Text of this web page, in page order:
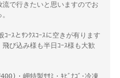
流で行きたいと思いますのでお
ｰｽとｻﾝｸｽｺｰｽに空きが有ります
び込み様も半日ｺｰｽ様も大歓
・岬特製ｻｻﾐ・ｷﾋﾞﾅｺﾞ･冷凍